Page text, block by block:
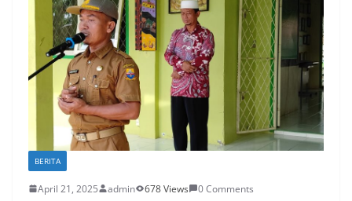
BERITA
April 21, 2025 admin 678 Views 0 Comments